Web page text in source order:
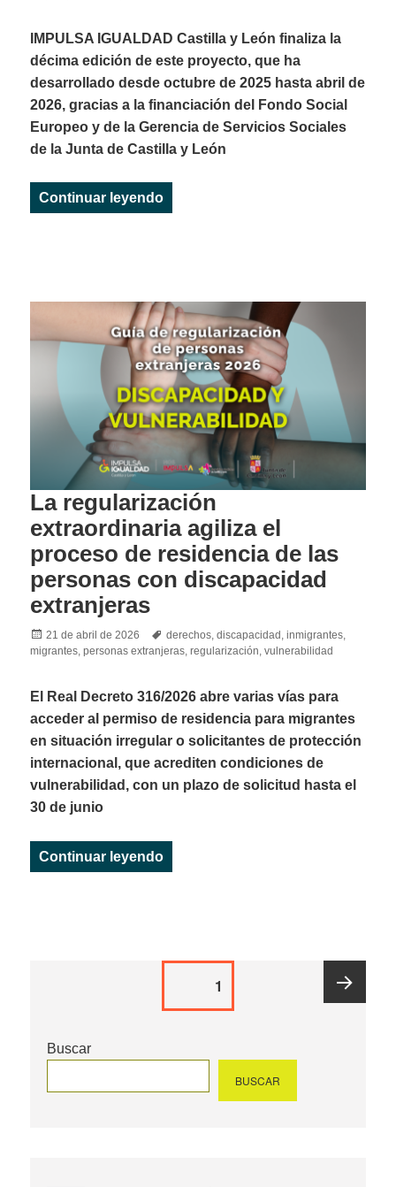
IMPULSA IGUALDAD Castilla y León finaliza la
décima edición de este proyecto, que ha
desarrollado desde octubre de 2025 hasta abril de
2026, gracias a la financiación del Fondo Social
Europeo y de la Gerencia de Servicios Sociales
de la Junta de Castilla y León
Continuar leyendo«4 de cada 10 participantes
La regularización
extraordinaria agiliza el
proceso de residencia de las
personas con discapacidad
extranjeras
Posted
on
21 de abril de 2026 Tags
derechos,discapacidad ,inmigrantes,
migrantes,personas extranjeras,regularización,vulnerabilidad
El Real Decreto 316/2026 abre varias vías para
acceder al permiso de residencia para migrantes
en situación irregular o solicitantes de protección
internacional, que acrediten condiciones de
vulnerabilidad, con un plazo de solicitud hasta el
30 de junio
Continuar leyendo«La regularización extraordinaria
1
Buscar
BUSCAR